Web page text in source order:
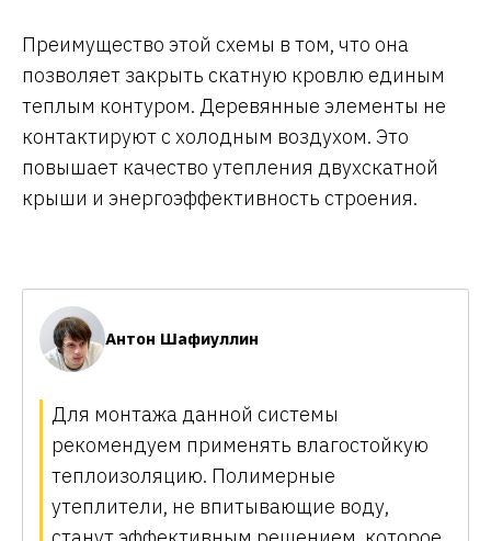
Преимущество этой схемы в том, что она
позволяет закрыть скатную кровлю единым
теплым контуром. Деревянные элементы не
контактируют с холодным воздухом. Это
повышает качество утепления двухскатной
крыши и энергоэффективность строения.
Антон Шафиуллин
Для монтажа данной системы
рекомендуем применять влагостойкую
теплоизоляцию. Полимерные
утеплители, не впитывающие воду,